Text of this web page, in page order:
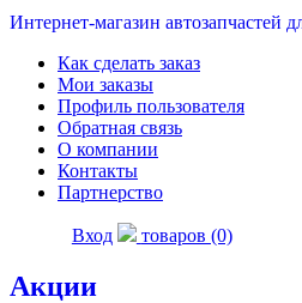
Интернет-магазин автозапчастей
Как сделать заказ
Мои заказы
Профиль пользователя
Обратная связь
О компании
Контакты
Партнерство
Вход товаров (0)
Акции